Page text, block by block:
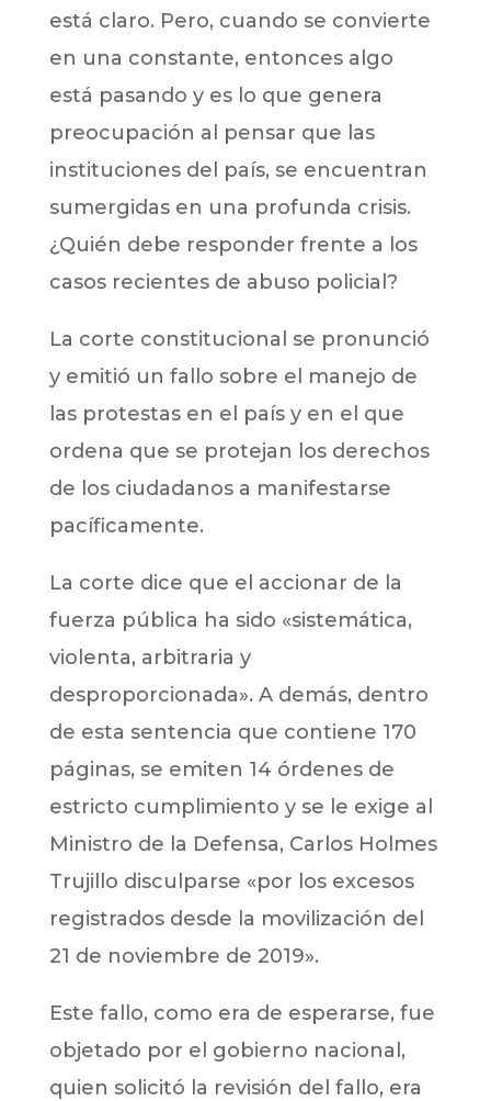
está claro. Pero, cuando se convierte
en una constante, entonces algo
está pasando y es lo que genera
preocupación al pensar que las
instituciones del país, se encuentran
sumergidas en una profunda crisis.
¿Quién debe responder frente a los
casos recientes de abuso policial?
La corte constitucional se pronunció
y emitió un fallo sobre el manejo de
las protestas en el país y en el que
ordena que se protejan los derechos
de los ciudadanos a manifestarse
pacíficamente.
La corte dice que el accionar de la
fuerza pública ha sido «sistemática,
violenta, arbitraria y
desproporcionada». A demás, dentro
de esta sentencia que contiene 170
páginas, se emiten 14 órdenes de
estricto cumplimiento y se le exige al
Ministro de la Defensa, Carlos Holmes
Trujillo disculparse «por los excesos
registrados desde la movilización del
21 de noviembre de 2019».
Este fallo, como era de esperarse, fue
objetado por el gobierno nacional,
quien solicitó la revisión del fallo, era